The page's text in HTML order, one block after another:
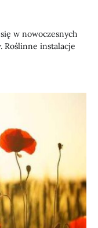
w nowoczesnych
Roślinne instalacje